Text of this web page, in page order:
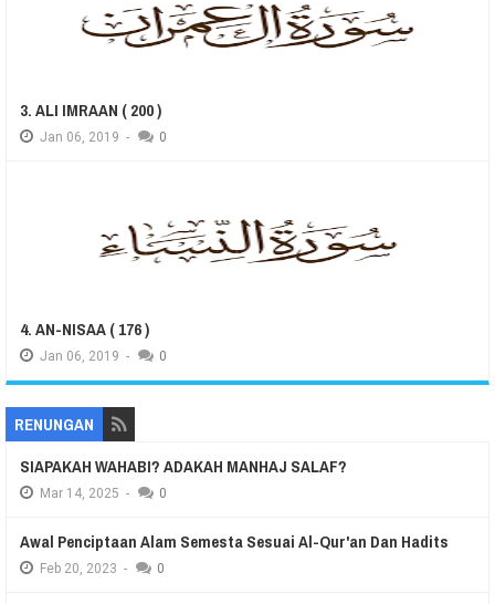
3. ALI IMRAAN ( 200 )
Jan 06, 2019 - 0
4. AN-NISAA ( 176 )
Jan 06, 2019 - 0
RENUNGAN
SIAPAKAH WAHABI? ADAKAH MANHAJ SALAF?
Mar 14, 2025 - 0
Awal Penciptaan Alam Semesta Sesuai Al-Qur'an Dan Hadits
Feb 20, 2023 - 0